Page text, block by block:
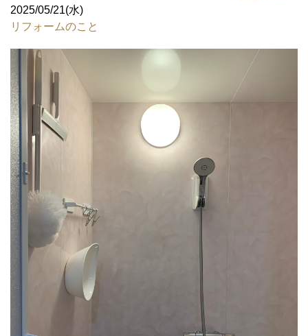
2025/05/21(水)
リフォームのこと